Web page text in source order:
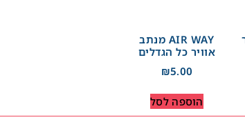
AIR WAY מנתב
אוויר כל הגדלים
₪5.00
הוספה לסל